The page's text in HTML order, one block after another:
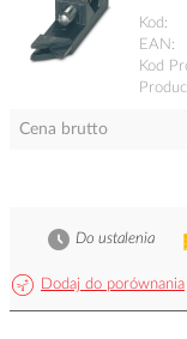
Kod
EAN
Kod
Cena brutto
Dodaj do porównania
Do ustalenia